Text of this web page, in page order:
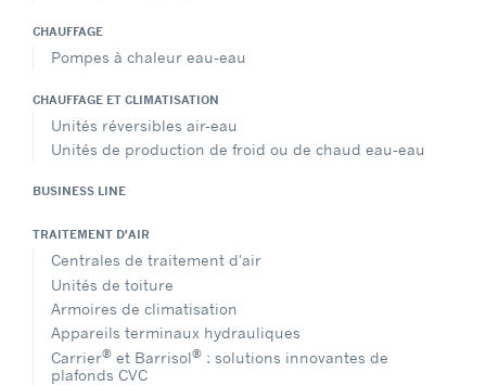
CHAUFFAGE
Pompes à chaleur eau-eau
CHAUFFAGE ET CLIMATISATION
Unités réversibles air-eau
Unités de production de froid ou de chaud eau-eau
BUSINESS LINE
TRAITEMENT D'AIR
Centrales de traitement d'air
Unités de toiture
Armoires de climatisation
Appareils terminaux hydrauliques
Carrier® et Barrisol® : solutions innovantes de
plafonds CVC